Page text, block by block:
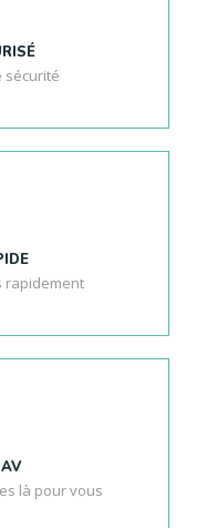
sécurité
rapidement
là pour vous